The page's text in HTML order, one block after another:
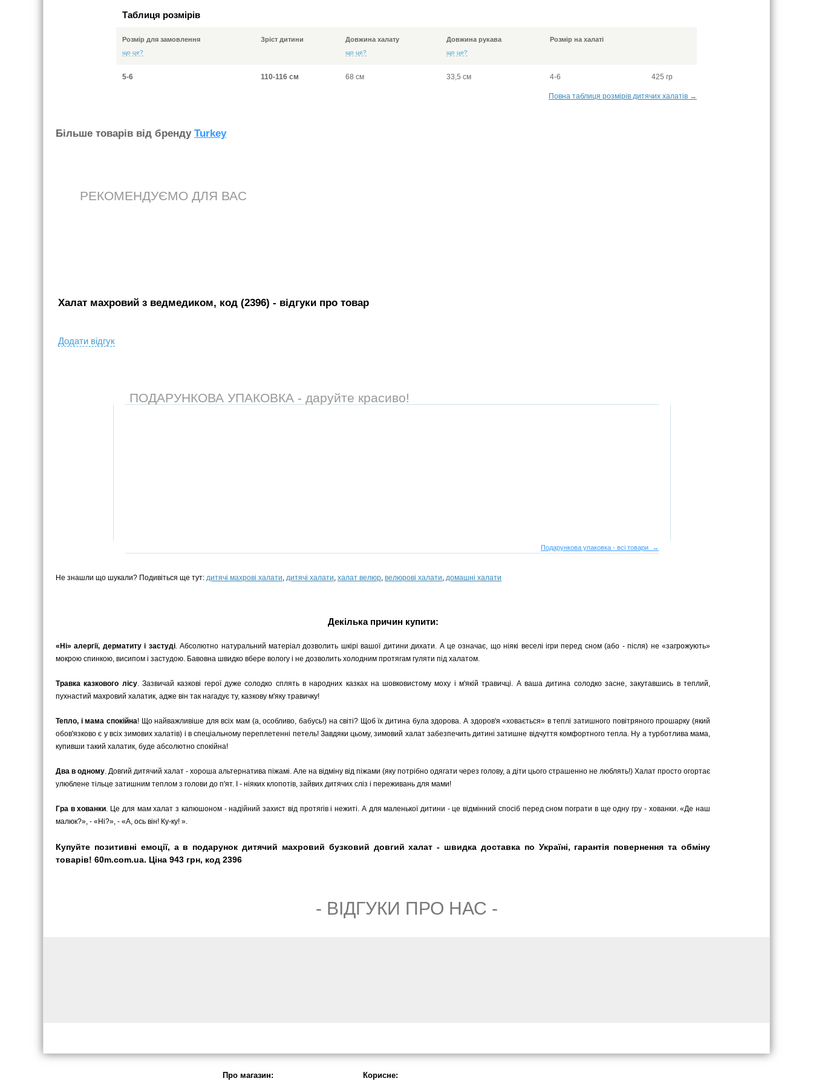
Таблиця розмірів
Розмір для замовлення
що це?
Зріст дитини Довжина халату
що це?
Довжина рукава
що це?
Розмір на халаті
5-6 110-116 см 68 см 33,5 см 4-6 425 гр
Повна таблиця розмірів дитячих халатів →
Бiльше товарiв вiд бренду Turkey
РЕКОМЕНДУЄМО ДЛЯ ВАС
Халат махровий з ведмедиком, код (2396) - вiдгуки про товар
Додати вiдгук
ПОДАРУНКОВА УПАКОВКА - даруйте красиво!
Подарункова упаковка - всі товари →
Не знашли що шукали? Подивіться ще тут: дитячі махрові халати, дитячі халати, халат велюр, велюрові халати, домашні халати
Декілька причин купити:
«Ні» алергії, дерматиту і застуді. Абсолютно натуральний матеріал дозволить шкірі вашої дитини дихати. А це означає, що ніякі веселі ігри перед сном (або - після) не «загрожують»
мокрою спинкою, висипом і застудою. Бавовна швидко вбере вологу і не дозволить холодним протягам гуляти під халатом.
Травка казкового лісу. Зазвичай казкові герої дуже солодко сплять в народних казках на шовковистому моху і м'якій травичці. А ваша дитина солодко засне, закутавшись в теплий,
пухнастий махровий халатик, адже він так нагадує ту, казкову м'яку травичку!
Тепло, і мама спокійна! Що найважливіше для всіх мам (а, особливо, бабусь!) на світі? Щоб їх дитина була здорова. А здоров'я «ховається» в теплі затишного повітряного прошарку (який
обов'язково є у всіх зимових халатів) і в спеціальному переплетенні петель! Завдяки цьому, зимовий халат забезпечить дитині затишне відчуття комфортного тепла. Ну а турботлива мама,
купивши такий халатик, буде абсолютно спокійна!
Два в одному. Довгий дитячий халат - хороша альтернатива піжамі. Але на відміну від піжами (яку потрібно одягати через голову, а діти цього страшенно не люблять!) Халат просто огортає
улюблене тільце затишним теплом з голови до п'ят. І - ніяких клопотів, зайвих дитячих сліз і переживань для мами!
Гра в хованки. Це для мам халат з капюшоном - надійний захист від протягів і нежиті. А для маленької дитини - це відмінний спосіб перед сном пограти в ще одну гру - хованки. «Де наш
малюк?», - «Ні?», - «А, ось він! Ку-ку! ».
Купуйте позитивні емоції, а в подарунок дитячий махровий бузковий довгий халат - швидка доставка по Україні, гарантія повернення та обміну
товарів! 60m.com.ua. Ціна 943 грн, код 2396
- ВIДГУКИ ПРО НАС -
Про магазин: Корисне: